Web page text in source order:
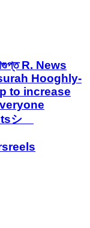
R. News
Hooghly-
to increase
シ゚